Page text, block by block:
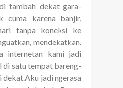
tambah dekat gara-
cuma karena banjir,
tanpa koneksi ke
mendekatkan.
internetan kami jadi
di satu tempat bareng-
dekat.Aku jadi ngerasa